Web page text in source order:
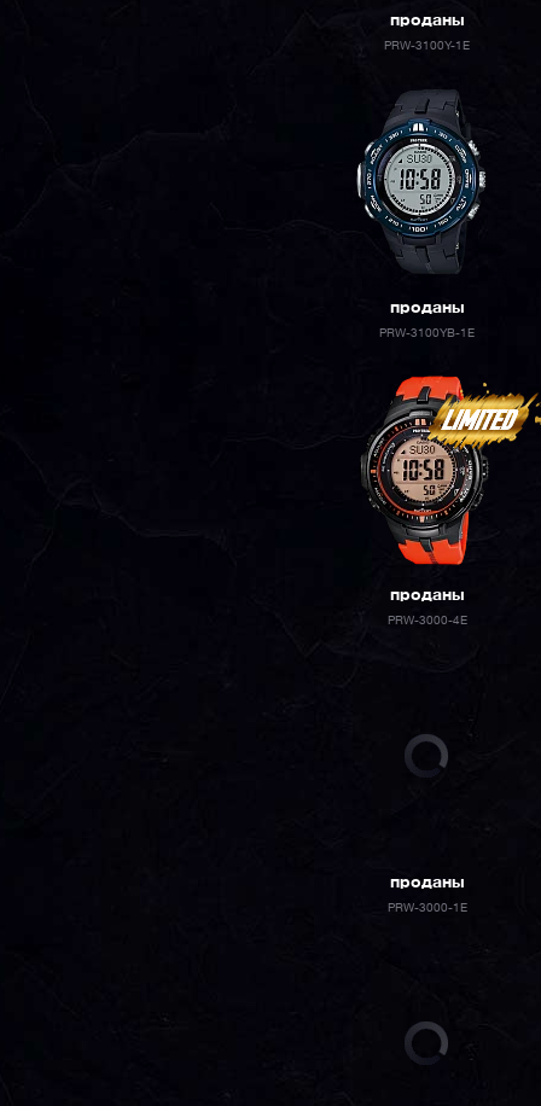
проданы
PRW-3100Y-1E
проданы
PRW-3100YB-1E
проданы
PRW-3000-4E
проданы
PRW-3000-1E